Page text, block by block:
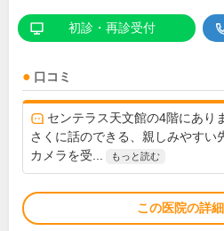
初診・再診受付
口コミ
センテラス天文館の4階にあり
さくに話のできる、親しみやすい
カメラを受...
もっと読む
この医院の詳